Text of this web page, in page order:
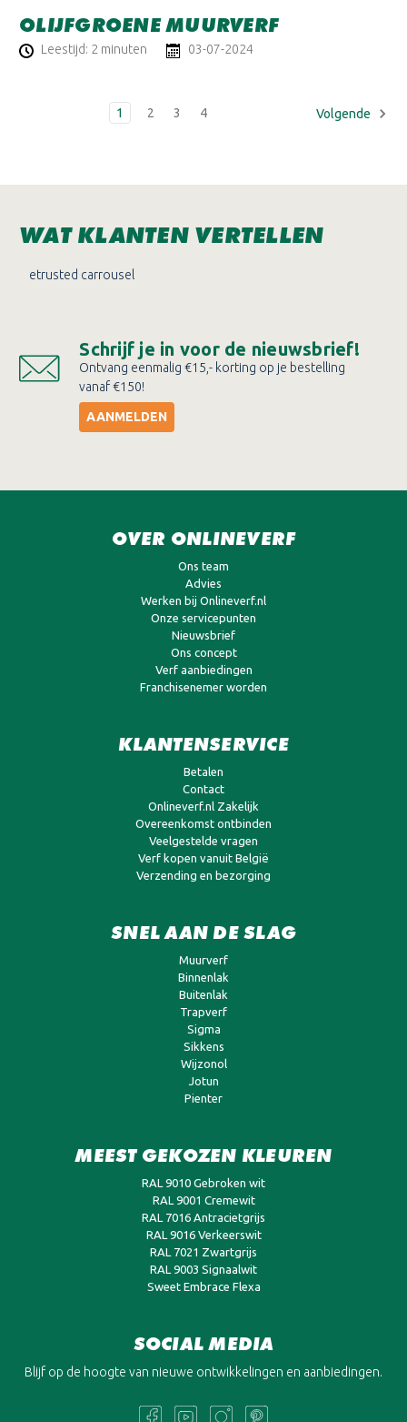
OLIJFGROENE MUURVERF
Leestijd: 2 minuten 03-07-2024
1 2 3 4 Volgende
WAT KLANTEN VERTELLEN
etrusted carrousel
Schrijf je in voor de nieuwsbrief!
Ontvang eenmalig €15,- korting op je bestelling
vanaf €150!
AANMELDEN
OVER ONLINEVERF
Ons team
Advies
Werken bij Onlineverf.nl
Onze servicepunten
Nieuwsbrief
Ons concept
Verf aanbiedingen
Franchisenemer worden
KLANTENSERVICE
Betalen
Contact
Onlineverf.nl Zakelijk
Overeenkomst ontbinden
Veelgestelde vragen
Verf kopen vanuit België
Verzending en bezorging
SNEL AAN DE SLAG
Muurverf
Binnenlak
Buitenlak
Trapverf
Sigma
Sikkens
Wijzonol
Jotun
Pienter
MEEST GEKOZEN KLEUREN
RAL 9010 Gebroken wit
RAL 9001 Cremewit
RAL 7016 Antracietgrijs
RAL 9016 Verkeerswit
RAL 7021 Zwartgrijs
RAL 9003 Signaalwit
Sweet Embrace Flexa
SOCIAL MEDIA
Blijf op de hoogte van nieuwe ontwikkelingen en aanbiedingen.